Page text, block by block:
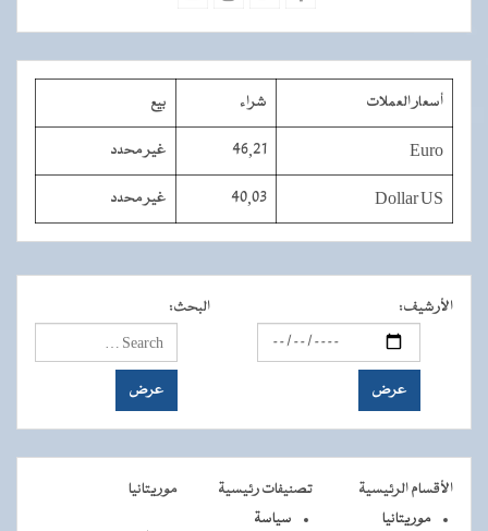
أسعار العملات شراء بيع
Euro
46,21 غير محدد
Dollar US
40,03 غير محدد
الأرشيف: البحث:
الأقسام الرئيسية تصنيفات رئيسية
موريتانيا
موريتانيا
سياسة